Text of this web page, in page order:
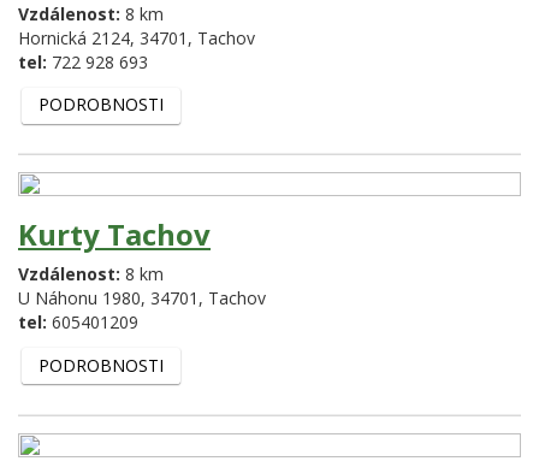
Vzdálenost: 8 km
Hornická 2124, 34701, Tachov
tel: 722 928 693
PODROBNOSTI
Kurty Tachov
Vzdálenost: 8 km
U Náhonu 1980, 34701, Tachov
tel: 605401209
PODROBNOSTI